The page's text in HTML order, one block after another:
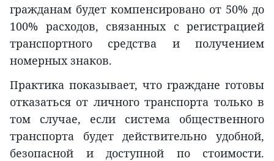
гражданам будет компенсировано от 50% до
100% расходов, связанных с регистрацией
транспортного средства и получением
номерных знаков.
Практика показывает, что граждане готовы
отказаться от личного транспорта только в
том случае, если система общественного
транспорта будет действительно удобной,
безопасной и доступной по стоимости.